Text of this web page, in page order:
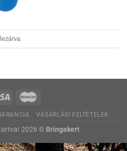
VÁSÁRLÁSI FELTÉTELEK
2026 © Bringakert